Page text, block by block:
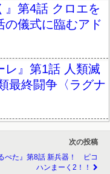
』第4話 クロエを
の儀式に臨むアド
レ』第1話 人類滅
最終闘争〈ラグナ
次の投稿
るぺた』第8話 新兵器！ ピコ
ハンまーく2！！